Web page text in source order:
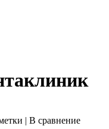
| В сравнение